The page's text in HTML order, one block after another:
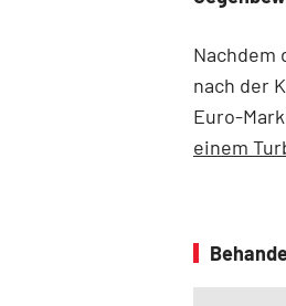
Nachdem
nach der
Euro-
einem